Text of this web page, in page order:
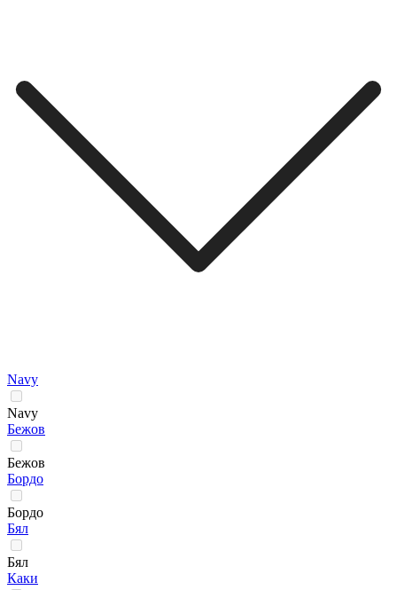
Navy
Navy
Бежов
Бежов
Бордо
Бордо
Бял
Бял
Каки